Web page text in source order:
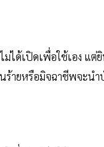
ม่ได้เปิดเพื่อใช้เอง แ
ายหรือมิจฉาชีพจะนำ